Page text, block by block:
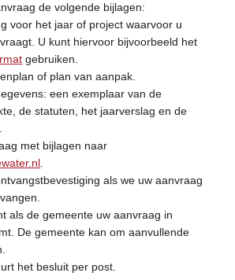
de volgende bijlagen:
voor het jaar of project waarvoor u
U kunt hiervoor bijvoorbeeld het
gebruiken.
of plan van aanpak.
een exemplaar van de
de statuten, het jaarverslag en de
met bijlagen naar
.
als we uw aanvraag
als de gemeente uw aanvraag in
De gemeente kan om aanvullende
het besluit per post.